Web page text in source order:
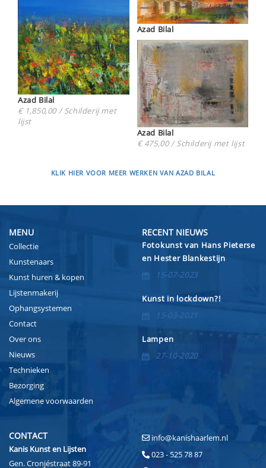
Azad Bilal
€ 1,850,00 / Schilderij met
lijst
Azad Bilal
Azad Bilal
€ 475,00 / Schilderij met lijst
KLIK HIER VOOR MEER WERKEN VAN AZAD BILAL
MENU
Collectie
Kunstenaars
Kunst huren & kopen
Lijstenmakerij
Ophangsystemen
Contact
Over ons
Nieuws
Technieken
Bezorging
Algemene voorwaarden
RECENT NIEUWS
Fotokunst van Hans Pieterse
en Hester Blankestijn
15-07-2023
Kunst in lockdown?!
15-03-2021
Lampen
27-10-2020
CONTACT
Kanis Kunst en Lijsten
Gen. Cronjéstraat 89-91
info@kanishaarlem.nl
023 - 525 78 87